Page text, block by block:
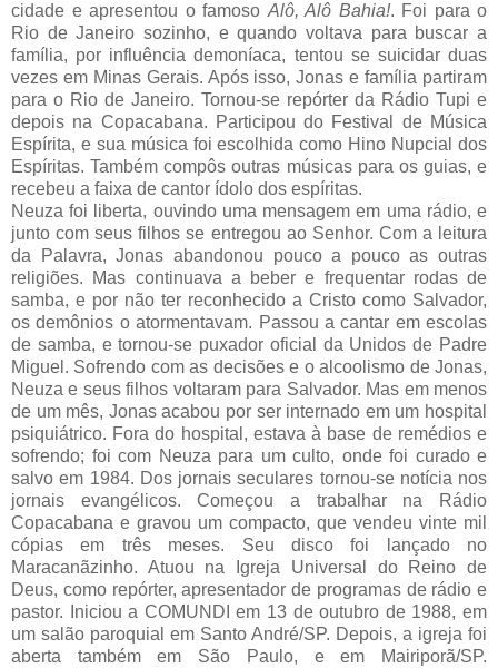
cidade e apresentou o famosoAlô, Alô Bahia!. Foi para o
Rio de Janeiro sozinho, e quando voltava para buscar a
família, por influência demoníaca, tentou se suicidar duas
vezes em Minas Gerais. Após isso, Jonas e família partiram
para o Rio de Janeiro. Tornou-se repórter da Rádio Tupi e
depois na Copacabana. Participou do Festival de Música
Espírita, e sua música foi escolhida como Hino Nupcial dos
Espíritas. Também compôs outras músicas para os guias, e
recebeu a faixa de cantor ídolo dos espíritas.
Neuza foi liberta, ouvindo uma mensagem em uma rádio, e
junto com seus filhos se entregou ao Senhor. Com a leitura
da Palavra, Jonas abandonou pouco a pouco as outras
religiões. Mas continuava a beber e frequentar rodas de
samba, e por não ter reconhecido a Cristo como Salvador,
os demônios o atormentavam. Passou a cantar em escolas
de samba, e tornou-se puxador oficial da Unidos de Padre
Miguel. Sofrendo com as decisões e o alcoolismo de Jonas,
Neuza e seus filhos voltaram para Salvador. Mas em menos
de um mês, Jonas acabou por ser internado em um hospital
psiquiátrico. Fora do hospital, estava à base de remédios e
sofrendo; foi com Neuza para um culto, onde foi curado e
salvo em 1984. Dos jornais seculares tornou-se notícia nos
jornais evangélicos. Começou a trabalhar na Rádio
Copacabana e gravou um compacto, que vendeu vinte mil
cópias em três meses. Seu disco foi lançado no
Maracanãzinho. Atuou na Igreja Universal do Reino de
Deus, como repórter, apresentador de programas de rádio e
pastor. Iniciou a COMUNDI em 13 de outubro de 1988, em
um salão paroquial em Santo André/SP. Depois, a igreja foi
aberta também em São Paulo, e em Mairiporã/SP.